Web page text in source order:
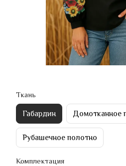
Ткань
Габардин Домотканное
Рубашечное полотно
Комплектация